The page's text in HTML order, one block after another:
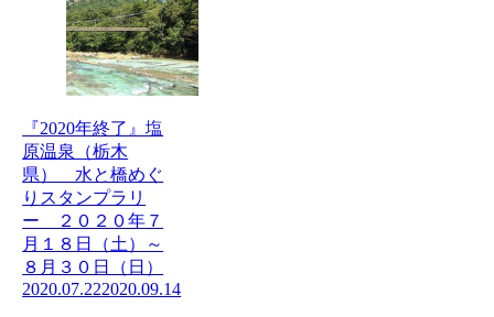
『2020年終了』塩
原温泉（栃木
県） 水と橋めぐ
りスタンプラリ
ー ２０２０年７
月１８日（土）～
８月３０日（日）
2020.07.222020.09.14